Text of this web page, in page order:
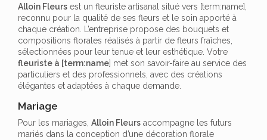
Alloin Fleurs est un fleuriste artisanal situé vers [term:name],
reconnu pour la qualité de ses fleurs et le soin apporté à
chaque création. L’entreprise propose des bouquets et
compositions florales réalisés à partir de fleurs fraîches,
sélectionnées pour leur tenue et leur esthétique. Votre
fleuriste à [term:name] met son savoir-faire au service des
particuliers et des professionnels, avec des créations
élégantes et adaptées à chaque demande.
Mariage
Pour les mariages, Alloin Fleurs accompagne les futurs
mariés dans la conception d’une décoration florale